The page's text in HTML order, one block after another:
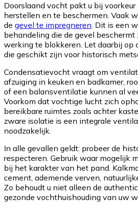
Doorslaand vocht pakt u bij voorkeur
herstellen en te beschermen. Vaak
de gevel te impregneren. Dit is een
behandeling die de gevel beschermt
werking te blokkeren. Let daarbij op
die geschikt zijn voor historisch
Condensatievocht vraagt om
afzuiging in keuken en badkamer,
of een balansventilatie kunnen al
Voorkom dat vochtige lucht zich
bereikbare ruimtes zoals achter
zware isolatie is een integrale
noodzakelijk.
In alle gevallen geldt: probeer de
respecteren. Gebruik waar mogelijk
bij het karakter van het pand.
cement, ademende verven,
Zo behoudt u niet alleen de
gezonde vochthuishouding van uw